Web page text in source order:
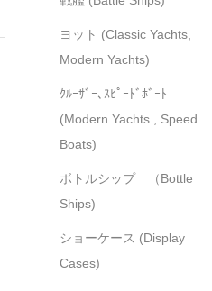
ヨット (Classic Yachts,
Modern Yachts)
ｸﾙｰｻﾞｰ､ｽﾋﾟｰﾄﾞﾎﾞｰﾄ
(Modern Yachts , Speed
Boats)
ボトルシップ （Bottle
Ships)
ショーケース (Display
Cases)